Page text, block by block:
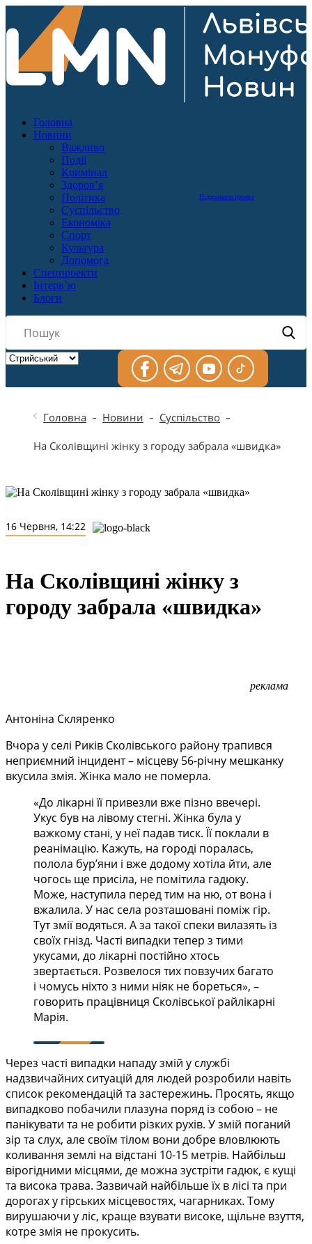
Підтримати проект
Головна
Новини
Важливо
Події
Кримінал
Здоров’я
Політика
Суспільство
Економіка
Спорт
Культура
Допомога
Спецпроекти
Інтерв`ю
Блоги
Головна Новини Суспільство
На Сколівщині жінку з городу забрала «швидка»
16 Червня, 14:22
На Сколівщині жінку з
городу забрала «швидка»
реклама
Антоніна Скляренко
Вчора у селі Риків Сколівського району трапився
неприємний інцидент – місцеву 56-річну мешканку
вкусила змія. Жінка мало не померла.
«До лікарні її привезли вже пізно ввечері.
Укус був на лівому стегні. Жінка була у
важкому стані, у неї падав тиск. Її поклали в
реанімацію. Кажуть, на городі поралась,
полола бур’яни і вже додому хотіла йти, але
чогось ще присіла, не помітила гадюку.
Може, наступила перед тим на ню, от вона і
вжалила. У нас села розташовані поміж гір.
Тут змії водяться. А за такої спеки вилазять із
своїх гнізд. Часті випадки тепер з тими
укусами, до лікарні постійно хтось
звертається. Розвелося тих повзучих багато
і чомусь ніхто з ними ніяк не бореться», –
говорить працівниця Сколівської райлікарні
Марія.
Через часті випадки нападу змій у службі
надзвичайних ситуацій для людей розробили навіть
список рекомендацій та застережинь. Просять, якщо
випадково побачили плазуна поряд із собою – не
панікувати та не робити різких рухів. У змій поганий
зір та слух, але своїм тілом вони добре вловлюють
коливання землі на відстані 10-15 метрів. Найбільш
вірогідними місцями, де можна зустріти гадюк, є кущі
та висока трава. Зазвичай найбільше їх в лісі та при
дорогах у гірських місцевостях, чагарниках. Тому
вирушаючи у ліс, краще взувати високе, щільне взуття,
котре змія не прокусить.